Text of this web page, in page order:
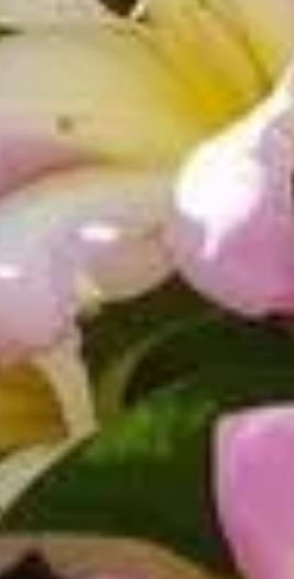
méditerranéennes, se
Les engrais naturels sont
Cet article explore les trois
organique
naturel pour stimuler la
de votre plante. Les éléments
du sol. D’autre part, le
la plantation
le au sol au moment de la
avec la terre pour
sol
crucial dans l'amélioration de
limite l'apparition des